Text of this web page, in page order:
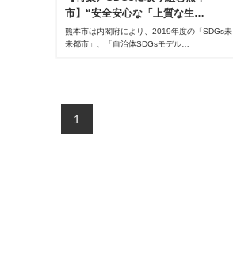
市】“安全安心な「上質な生…
熊本市は内閣府により、2019年度の「SDGs未
来都市」、「自治体SDGsモデル…
1